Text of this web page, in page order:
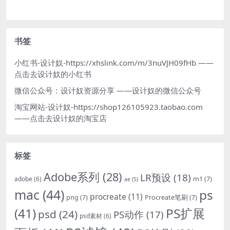
书签
小红书-设计奴-https://xhslink.com/m/3nuVJH09fHb ——
点击去设计奴的小红书
微信公众号：设计奴资源分享 ——设计奴的微信公众号
淘宝网站-设计奴-https://shop126105923.taobao.com
——点击去设计奴的淘宝店
标签
adobe (6) Adobe系列 (28) ae (5) LR预设 (18) m1 (7)
mac (44) png (7) procreate (11) Procreate笔刷(7) ps
(41)psd (24) psd素材(6) PS动作 (17) PS扩展